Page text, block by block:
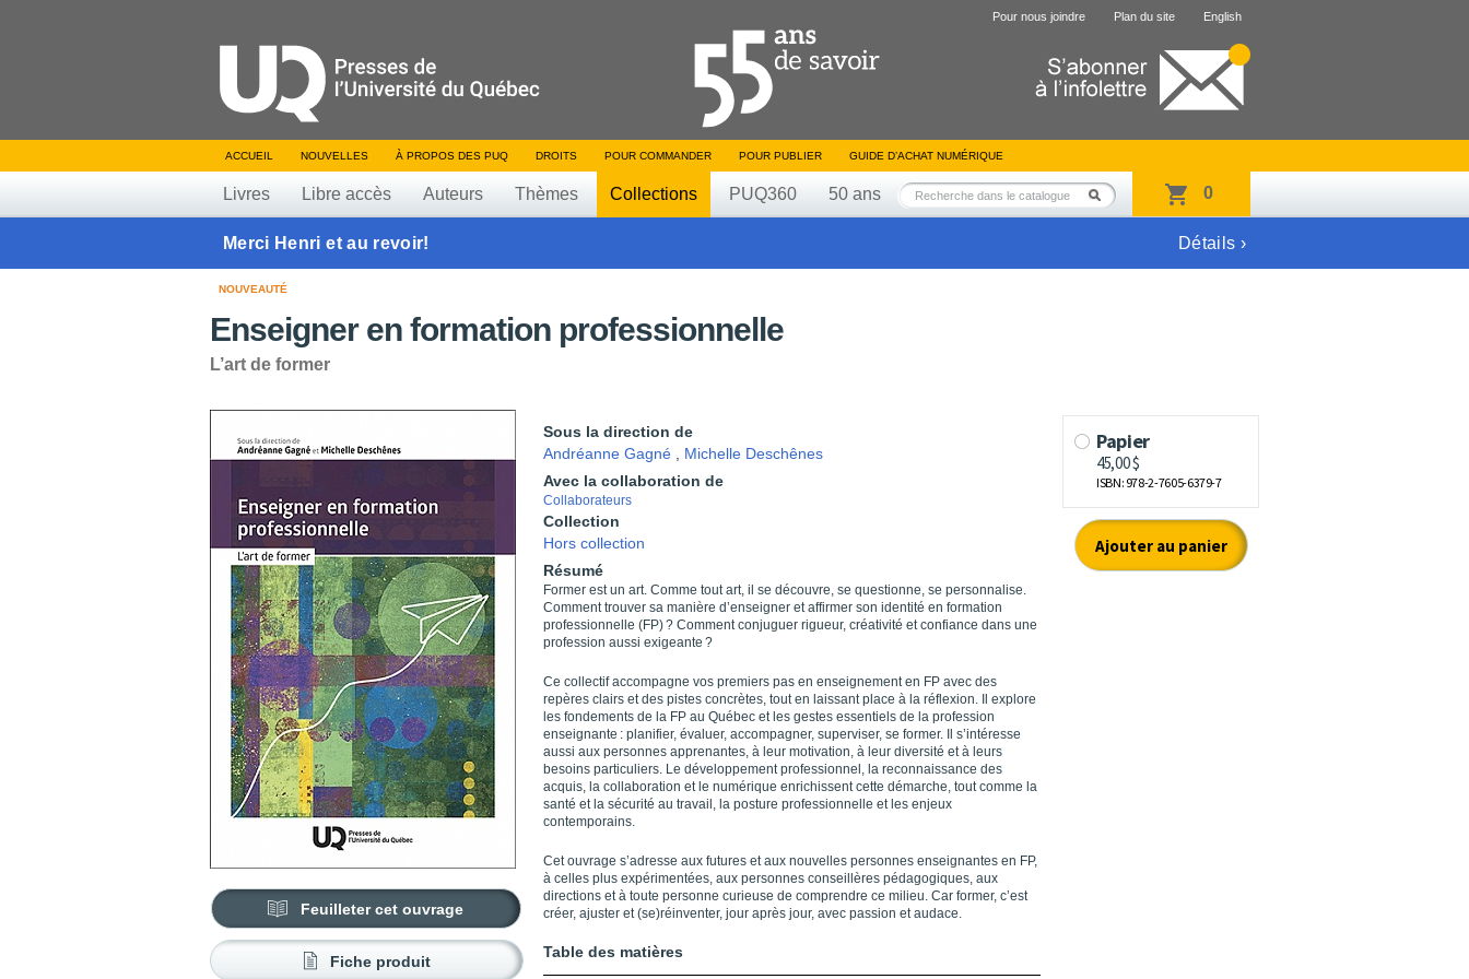
Pour nous joindre Plan du site English
ACCUEIL NOUVELLES À PROPOS DES PUQ DROITS POUR COMMANDER POUR PUBLIER GUIDE D’ACHAT NUMÉRIQUE
Livres Libre accès Auteurs Thèmes Collections PUQ360 50 ans 0
Merci Henri et au revoir! Détails ›
NOUVEAUTÉ
Enseigner en formation professionnelle
L’art de former
Feuilleter cet ouvrage
Fiche produit
Sous la direction de
Andréanne Gagné
Michelle Deschênes
Avec la collaboration de
Collaborateurs
Collection
Hors collection
Résumé
Former est un art. Comme tout art, il se découvre, se questionne, se personnalise.
Comment trouver sa manière d’enseigner et affirmer son identité en formation
professionnelle (FP) ? Comment conjuguer rigueur, créativité et confiance dans une
profession aussi exigeante ?
Ce collectif accompagne vos premiers pas en enseignement en FP avec des
repères clairs et des pistes concrètes, tout en laissant place à la réflexion. Il explore
les fondements de la FP au Québec et les gestes essentiels de la profession
enseignante : planifier, évaluer, accompagner, superviser, se former. Il s’intéresse
aussi aux personnes apprenantes, à leur motivation, à leur diversité et à leurs
besoins particuliers. Le développement professionnel, la reconnaissance des
acquis, la collaboration et le numérique enrichissent cette démarche, tout comme la
santé et la sécurité au travail, la posture professionnelle et les enjeux
contemporains.
Cet ouvrage s’adresse aux futures et aux nouvelles personnes enseignantes en FP,
à celles plus expérimentées, aux personnes conseillères pédagogiques, aux
directions et à toute personne curieuse de comprendre ce milieu. Car former, c’est
créer, ajuster et (se)réinventer, jour après jour, avec passion et audace.
Table des matières